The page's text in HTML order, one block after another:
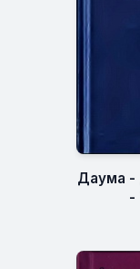
Даума -
-